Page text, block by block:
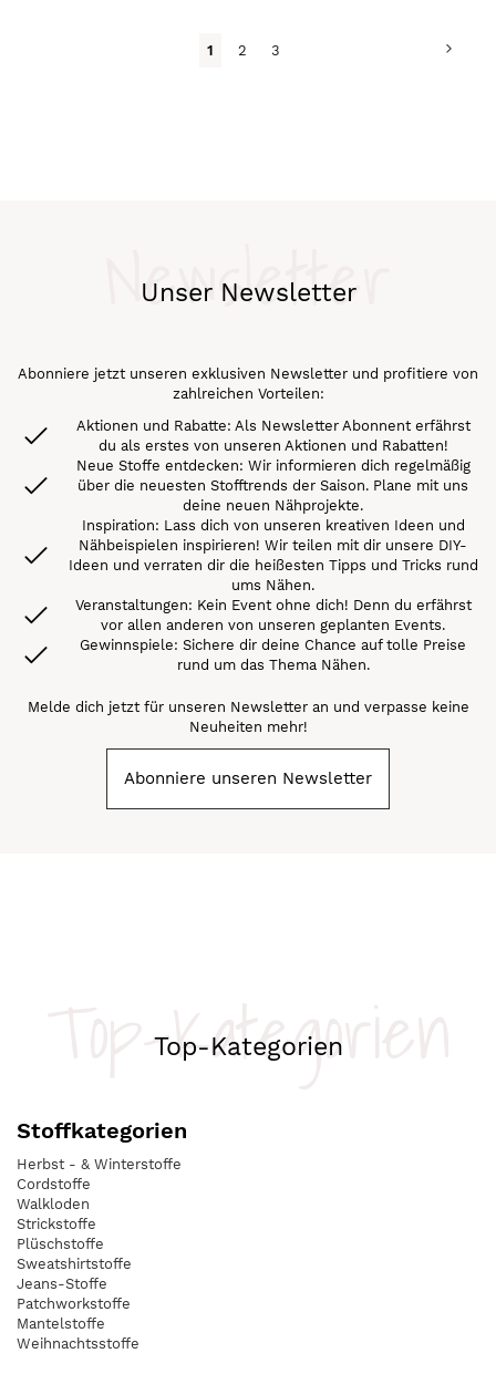
Du
1 Seite
2 Seite
3
Unser Newsletter
Newsletter
Abonniere jetzt unseren exklusiven Newsletter und profitiere von
zahlreichen Vorteilen:
Aktionen und Rabatte: Als Newsletter Abonnent erfährst
du als erstes von unseren Aktionen und Rabatten!
Neue Stoffe entdecken: Wir informieren dich regelmäßig
über die neuesten Stofftrends der Saison. Plane mit uns
deine neuen Nähprojekte.
Inspiration: Lass dich von unseren kreativen Ideen und
Nähbeispielen inspirieren! Wir teilen mit dir unsere DIY-
Ideen und verraten dir die heißesten Tipps und Tricks rund
ums Nähen.
Veranstaltungen: Kein Event ohne dich! Denn du erfährst
vor allen anderen von unseren geplanten Events.
Gewinnspiele: Sichere dir deine Chance auf tolle Preise
rund um das Thema Nähen.
Melde dich jetzt für unseren Newsletter an und verpasse keine
Neuheiten mehr!
Abonniere unseren Newsletter
Top-Kategorien
Top-Kategorien
Stoffkategorien
Herbst - & Winterstoffe
Cordstoffe
Walkloden
Strickstoffe
Plüschstoffe
Sweatshirtstoffe
Jeans-Stoffe
Patchworkstoffe
Mantelstoffe
Weihnachtsstoffe